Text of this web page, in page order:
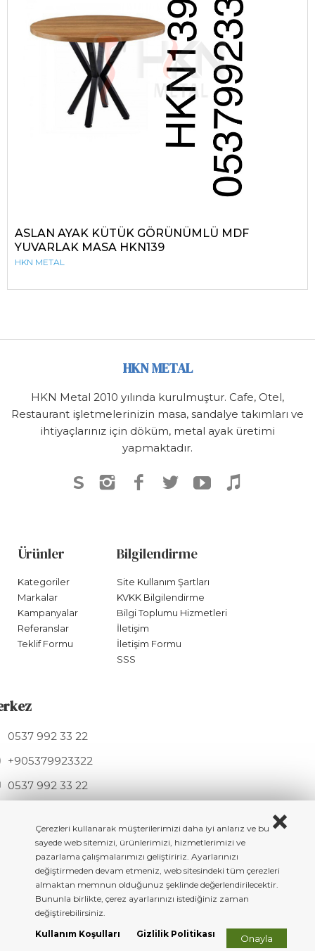
ASLAN AYAK KÜTÜK GÖRÜNÜMLÜ MDF
YUVARLAK MASA HKN139
HKN METAL
Onayla
Çerezleri kullanarak müşterilerimizi daha iyi anlarız ve bu
sayede web sitemizi, ürünlerimizi, hizmetlerimizi ve
pazarlama çalışmalarımızı geliştiririz. Ayarlarınızı
değiştirmeden devam etmeniz, web sitesindeki tüm çerezleri
almaktan memnun olduğunuz şeklinde değerlendirilecektir.
Bununla birlikte, çerez ayarlarınızı istediğiniz zaman
değiştirebilirsiniz.
Kullanım Koşulları
Gizlilik Politikası
HKN METAL
HKN Metal 2010 yılında kurulmuştur. Cafe, Otel,
Restaurant işletmelerinizin masa, sandalye takımları ve
ihtiyaçlarınız için döküm, metal ayak üretimi
yapmaktadır.
S
Ürünler
Kategoriler
Markalar
Kampanyalar
Referanslar
Teklif Formu
Bilgilendirme
Site Kullanım Şartları
KVKK Bilgilendirme
Bilgi Toplumu Hizmetleri
İletişim
İletişim Formu
SSS
0537 992 33 22
+905379923322
0537 992 33 22
Mesudiye Sk. 11A, 34275 Arnavutköy / İSTANBUL
Copyright © 2023 All rigth reserved. HKN Metal - Döküm Masa & Sandalye
Ayakları